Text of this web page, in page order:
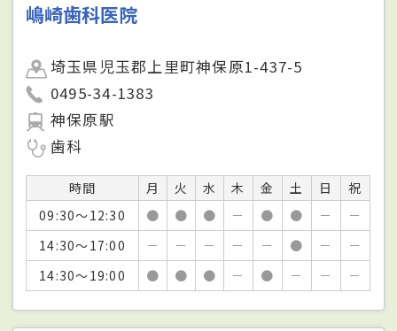
嶋崎歯科医院
埼玉県児玉郡上里町神保原1-437-5
0495-34-1383
神保原駅
歯科
時間 月 火 水 木 金 土 日
祝
09:30～12:30
● ● ● － ● ● －
－
14:30～17:00
－ － － － － ● －
－
14:30～19:00
● ● ● － ● － － －